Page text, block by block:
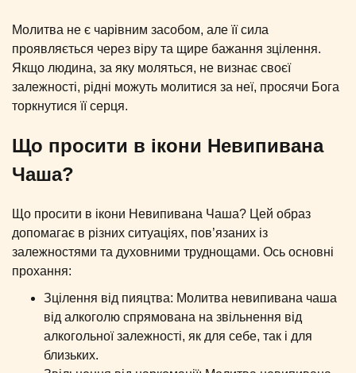
Молитва не є чарівним засобом, але її сила
проявляється через віру та щире бажання зцілення.
Якщо людина, за яку моляться, не визнає своєї
залежності, рідні можуть молитися за неї, просячи Бога
торкнутися її серця.
Що просити в ікони Невипивана
Чаша?
Що просити в ікони Невипивана Чаша? Цей образ
допомагає в різних ситуаціях, пов’язаних із
залежностями та духовними труднощами. Ось основні
прохання:
Зцілення від пияцтва: Молитва невипивана чаша
від алкоголю спрямована на звільнення від
алкогольної залежності, як для себе, так і для
близьких.